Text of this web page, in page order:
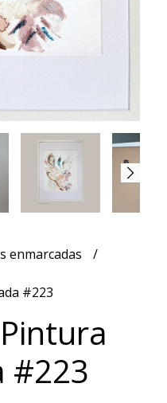
enmarcadas
#223
#223